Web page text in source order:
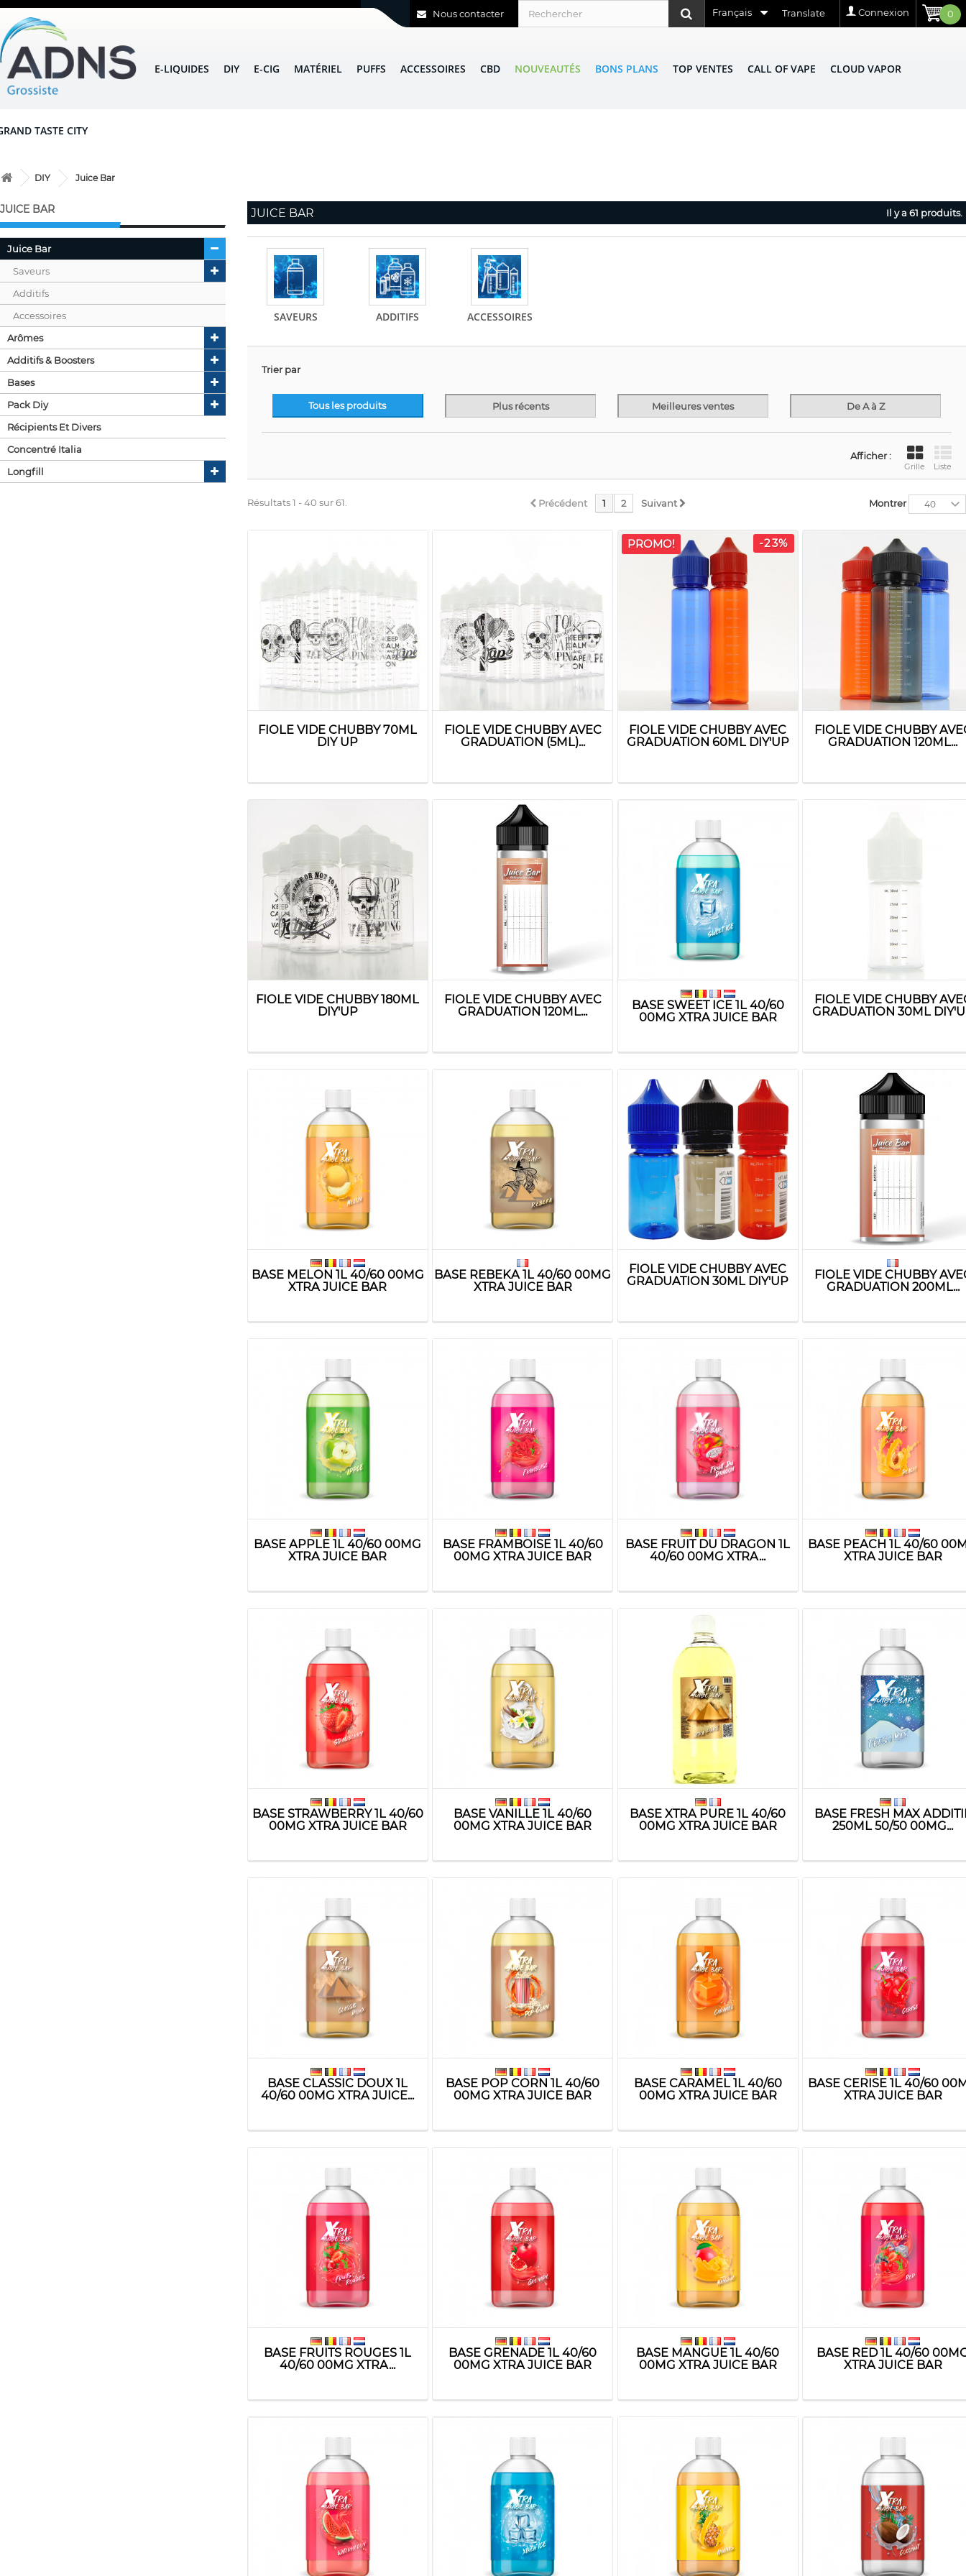
0
Connexion
Translate
Français
Nous contacter
E-LIQUIDES DIY E-CIG MATÉRIEL PUFFS ACCESSOIRES CBD NOUVEAUTÉS BONS PLANS TOP VENTES CALL OF VAPE CLOUD VAPOR
TASTE CITY
DIY Juice Bar
JUICE BAR
Juice Bar
Saveurs
Additifs
Accessoires
Arômes
Additifs & Boosters
Bases
Pack Diy
Récipients Et Divers
Concentré Italia
Longfill
JUICE BAR Il y a 61 produits.
SAVEURS ADDITIFS ACCESSOIRES
Trier par
Tous les produits Plus récents Meilleures ventes De A à Z
Afficher :
Grille Liste
Précédent 1 2 Suivant
Résultats 1 - 40 sur 61. Montrer 40
FIOLE VIDE CHUBBY 70ML
DIY UP
FIOLE VIDE CHUBBY AVEC
GRADUATION (5ML)...
PROMO! -23%
FIOLE VIDE CHUBBY AVEC
GRADUATION 60ML DIY'UP
FIOLE VIDE CHUBBY
GRADUATION 120ML...
FIOLE VIDE CHUBBY 180ML
DIY'UP
FIOLE VIDE CHUBBY AVEC
GRADUATION 120ML...
BASE SWEET ICE 1L 40/60
00MG XTRA JUICE BAR
FIOLE VIDE CHUBBY
GRADUATION 30ML
BASE MELON 1L 40/60 00MG
XTRA JUICE BAR
BASE REBEKA 1L 40/60 00MG
XTRA JUICE BAR
FIOLE VIDE CHUBBY AVEC
GRADUATION 30ML DIY'UP
FIOLE VIDE CHUBBY
GRADUATION 200ML...
BASE APPLE 1L 40/60 00MG
XTRA JUICE BAR
BASE FRAMBOISE 1L 40/60
00MG XTRA JUICE BAR
BASE FRUIT DU DRAGON 1L
40/60 00MG XTRA...
BASE PEACH 1L 40/60
XTRA JUICE BAR
BASE STRAWBERRY 1L 40/60
00MG XTRA JUICE BAR
BASE VANILLE 1L 40/60
00MG XTRA JUICE BAR
BASE XTRA PURE 1L 40/60
00MG XTRA JUICE BAR
BASE FRESH MAX
250ML 50/50 00MG...
BASE CLASSIC DOUX 1L
40/60 00MG XTRA JUICE...
BASE POP CORN 1L 40/60
00MG XTRA JUICE BAR
BASE CARAMEL 1L 40/60
00MG XTRA JUICE BAR
BASE CERISE 1L 40/60
XTRA JUICE BAR
BASE FRUITS ROUGES 1L
40/60 00MG XTRA...
BASE GRENADE 1L 40/60
00MG XTRA JUICE BAR
BASE MANGUE 1L 40/60
00MG XTRA JUICE BAR
BASE RED 1L 40/60
XTRA JUICE BAR